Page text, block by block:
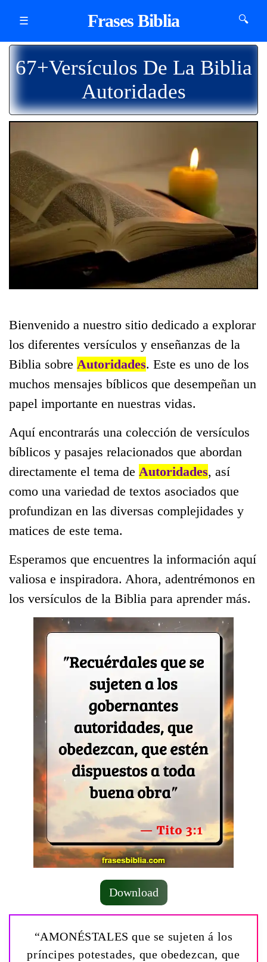
☰ Frases Biblia 🔍
67+Versículos De La Biblia
Autoridades
Bienvenido a nuestro sitio dedicado a explorar
los diferentes versículos y enseñanzas de la
Biblia sobre Autoridades. Este es uno de los
muchos mensajes bíblicos que desempeñan un
papel importante en nuestras vidas.
Aquí encontrarás una colección de versículos
bíblicos y pasajes relacionados que abordan
directamente el tema de Autoridades, así
como una variedad de textos asociados que
profundizan en las diversas complejidades y
matices de este tema.
Esperamos que encuentres la información aquí
valiosa e inspiradora. Ahora, adentrémonos en
los versículos de la Biblia para aprender más.
Download
“AMONÉSTALES que se sujeten á los
príncipes potestades, que obedezcan, que